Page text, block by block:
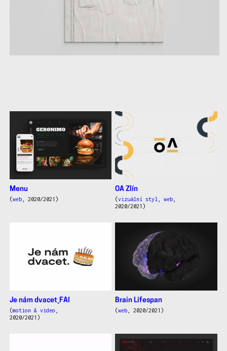
další
práce
Menu
(web, 2020/2021)
OA Zlín
(vizuální styl ,web
2020/2021)
Je nám dvacet_FAI
(motion & video
2020/2021)
Brain Lifespan
(web , 2020/2021)